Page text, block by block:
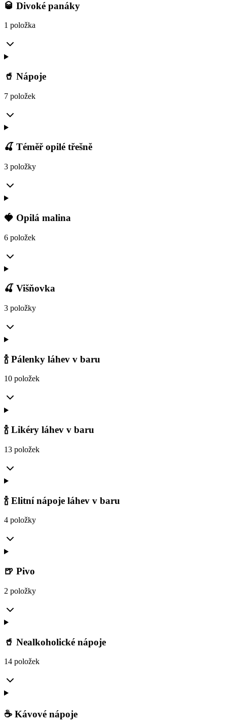
🥃 Divoké panáky
1 položka
🥤 Nápoje
7 položek
🍒 Téměř opilé třešně
3 položky
🍓 Opilá malina
6 položek
🍒 Višňovka
3 položky
🍾 Pálenky láhev v baru
10 položek
🍾 Likéry láhev v baru
13 položek
🍾 Elitní nápoje láhev v baru
4 položky
🍺 Pivo
2 položky
🥤 Nealkoholické nápoje
14 položek
☕ Kávové nápoje